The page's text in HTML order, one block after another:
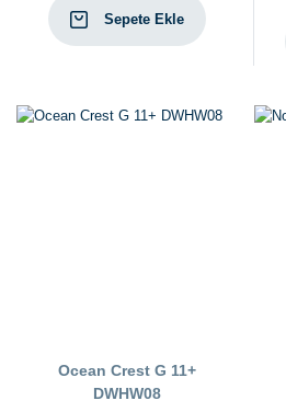
Sepete Ekle
Ocean Crest G 11+
DWHW08